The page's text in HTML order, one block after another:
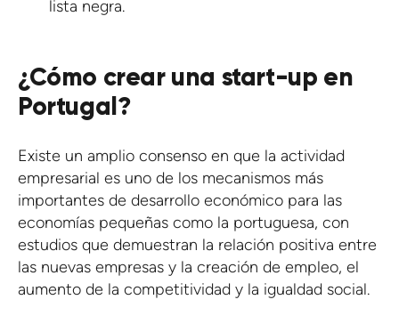
lista negra.
¿Cómo crear una start-up en
Portugal?
Existe un amplio consenso en que la actividad
empresarial es uno de los mecanismos más
importantes de desarrollo económico para las
economías pequeñas como la portuguesa, con
estudios que demuestran la relación positiva entre
las nuevas empresas y la creación de empleo, el
aumento de la competitividad y la igualdad social.